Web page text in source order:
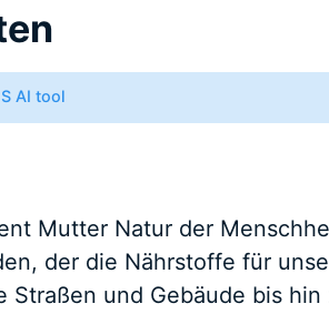
AI tool
Mutter Natur der
der die Nährstoffe für
Straßen und Gebäude bis